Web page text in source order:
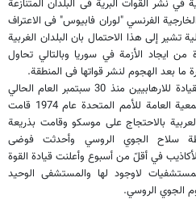
نشر القوات البرية فى البلدان المتنازعة
الفرنسي "لوران فابيوس" فى الاعتراف
تشير إلى هذا الاحتمال بان البلدان الغربية
من ايجاد الأزمة في سوريا وبالتالي تحاول
بعد الهجوم لنشر قواتها فى المنطقة.
بعد قصف روسيا عدة مراكز القيادة للارهابيين منذ 30 سبتمبر العام الحالي
وفي اطار القرار رقم 3314 للجمعية العامة للأمم المتحدة عام 1974 قامت
بالاحتجاج على موسكو وقامت بذريعة
سلاح الجوي الروسي وأحدثت فوضى
في أقلّ من أسبوع وأعلنت قيادة القوة
انّ 5 من المستشفيات لاوجود لها والمستشفى الوحيد
الجوي الروسي.